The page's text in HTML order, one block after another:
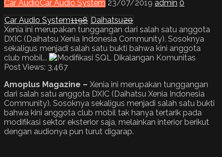
Car AudioCar Audio System 23/07/2019 admin 0
Car Audio System1198 Daihatsu20
Xenia ini merupakan tunggangan dari salah satu anggota
DXIC (Daihatsu Xenia Indonesia Community). Sosoknya
sekaligus menjadi salah satu bukti bahwa kini anggota
club mobil...
Post Views: 3,467
Amoplus Magazine – Xenia ini merupakan tunggangan
dari salah satu anggota DXIC (Daihatsu Xenia Indonesia
Community). Sosoknya sekaligus menjadi salah satu bukti
bahwa kini anggota club mobil tak hanya tertarik pada
modifikasi sektor eksterior saja, melainkan interior berikut
dengan audionya pun turut digarap.